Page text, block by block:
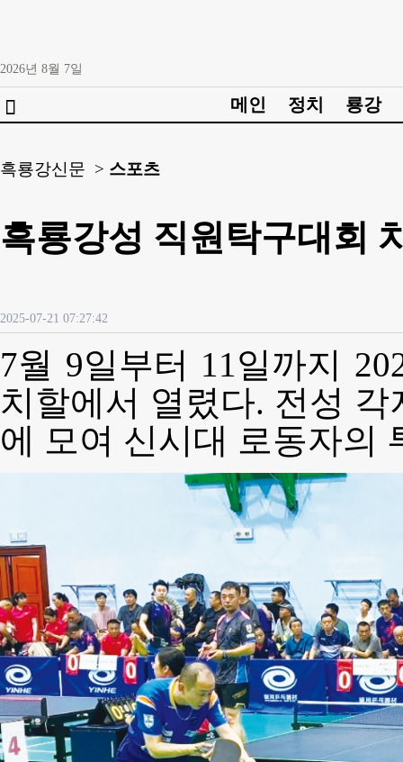
2026년 8월 7일
 메인 정치 룡강
흑룡강신문 > 스포츠
흑룡강성 직원탁구대회
2025-07-21 07:27:42
7월 9일부터 11일까지
치할에서 열렸다. 전성
에 모여 신시대 로동자의